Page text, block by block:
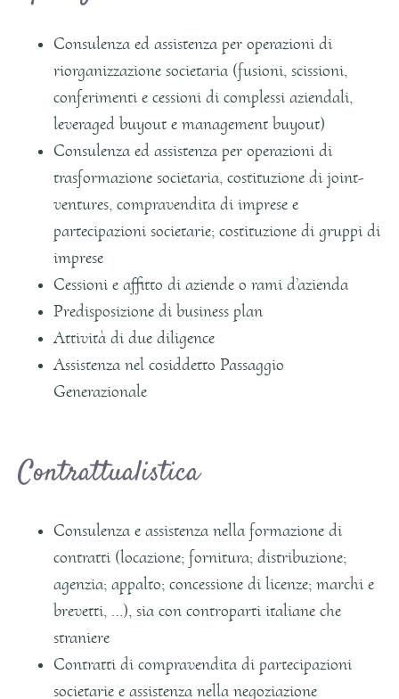
Consulenza ed assistenza per operazioni di
riorganizzazione societaria (fusioni, scissioni,
conferimenti e cessioni di complessi aziendali,
leveraged buyout e management buyout)
Consulenza ed assistenza per operazioni di
trasformazione societaria, costituzione di joint-
ventures, compravendita di imprese e
partecipazioni societarie; costituzione di gruppi di
imprese
Cessioni e affitto di aziende o rami d’azienda
Predisposizione di business plan
Attività di due diligence
Assistenza nel cosiddetto Passaggio
Generazionale
Contrattualistica
Consulenza e assistenza nella formazione di
contratti (locazione; fornitura; distribuzione;
agenzia; appalto; concessione di licenze; marchi e
brevetti, …), sia con controparti italiane che
straniere
Contratti di compravendita di partecipazioni
societarie e assistenza nella negoziazione